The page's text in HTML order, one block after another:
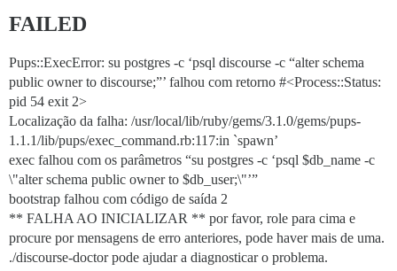
FAILED
Pups::ExecError: su postgres -c ‘psql discourse -c “alter schema
public owner to discourse;”’ falhou com retorno #<Process::Status:
pid 54 exit 2>
Localização da falha: /usr/local/lib/ruby/gems/3.1.0/gems/pups-
1.1.1/lib/pups/exec_command.rb:117:in `spawn’
exec falhou com os parâmetros “su postgres -c ‘psql $db_name -c
\"alter schema public owner to $db_user;\"’”
bootstrap falhou com código de saída 2
** FALHA AO INICIALIZAR ** por favor, role para cima e
procure por mensagens de erro anteriores, pode haver mais de uma.
./discourse-doctor pode ajudar a diagnosticar o problema.